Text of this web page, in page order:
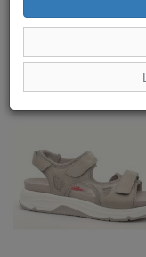
Sortera efter: